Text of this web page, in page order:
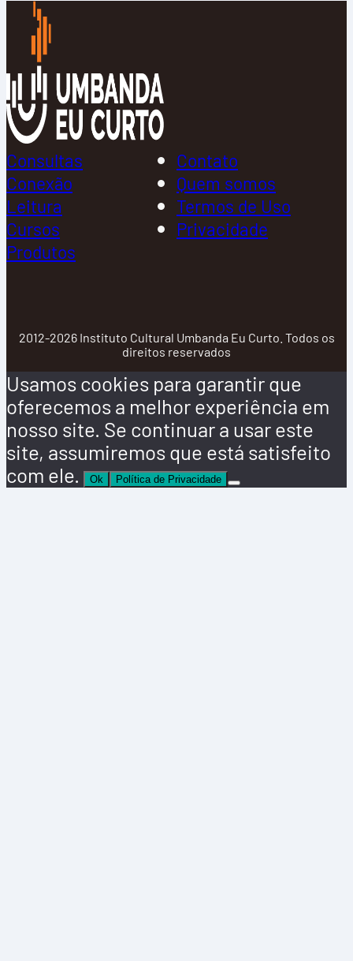
Consultas
Conexão
Leitura
Cursos
Produtos
Contato
Quem somos
Termos de Uso
Privacidade
2012-2026 Instituto Cultural Umbanda Eu Curto. Todos os
direitos reservados
Usamos cookies para garantir que
oferecemos a melhor experiência em
nosso site. Se continuar a usar este
site, assumiremos que está satisfeito
com ele.
Ok Política de Privacidade